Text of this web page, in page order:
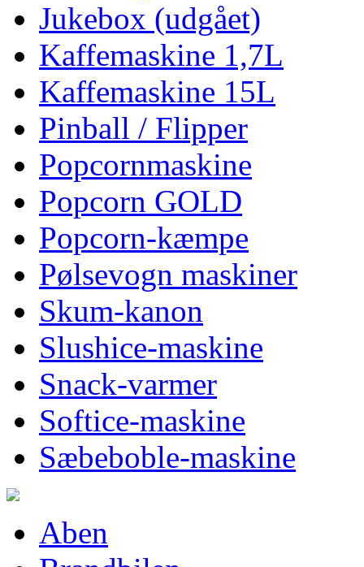
Jukebox (udgået)
Kaffemaskine 1,7L
Kaffemaskine 15L
Pinball / Flipper
Popcornmaskine
Popcorn GOLD
Popcorn-kæmpe
Pølsevogn maskiner
Skum-kanon
Slushice-maskine
Snack-varmer
Softice-maskine
Sæbeboble-maskine
Aben